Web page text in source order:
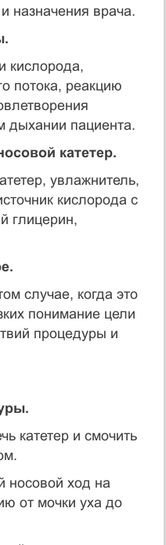
назначения врача.
кислорода,
потока, реакцию
дыха­нии пациента.
катетер.
увлажнитель,
кислорода с
глицерин,
случае, когда это
понимание цели
процедуры и
катетер и смочить
носовой ход на
от мочки уха до